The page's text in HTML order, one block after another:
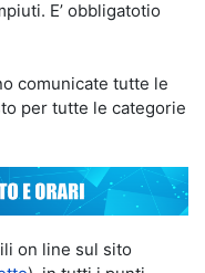
E’ obbligatotio
comunicate tutte le
per tutte le categorie
on line sul sito